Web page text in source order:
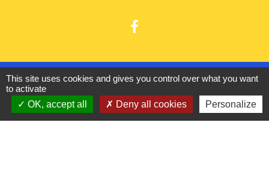
Liens utiles
France Titres - ANTS
Oise mobilité
This site uses cookies and gives you control over what you want
to activate
OK, accept all
Deny all cookies Personalize